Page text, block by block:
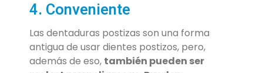
4. Conveniente
Las dentaduras postizas son una forma
antigua de usar dientes postizos, pero,
además de eso, también pueden ser